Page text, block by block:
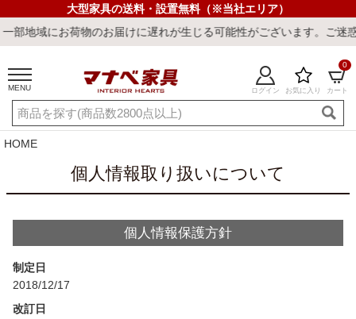
大型家具の送料・設置無料（※当社エリア）
お荷物のお届けに遅れが生じる可能性がございます。ご迷惑をお
MENU ログイン お気に入り カート
0
ご利用ガイド 新規会員登録
店舗一覧 閲覧履歴
HOME
個人情報取り扱いについて
個人情報保護方針
制定日
2018/12/17
改訂日